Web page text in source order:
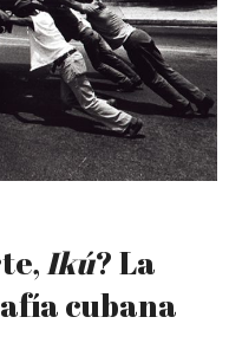
Ikú? La
cubana